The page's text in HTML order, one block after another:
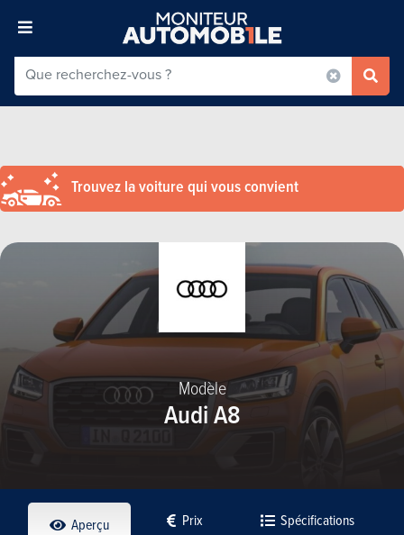
Trouvez la voiture qui vous convient
Modèle
Audi A8
Aperçu Prix Spécifications